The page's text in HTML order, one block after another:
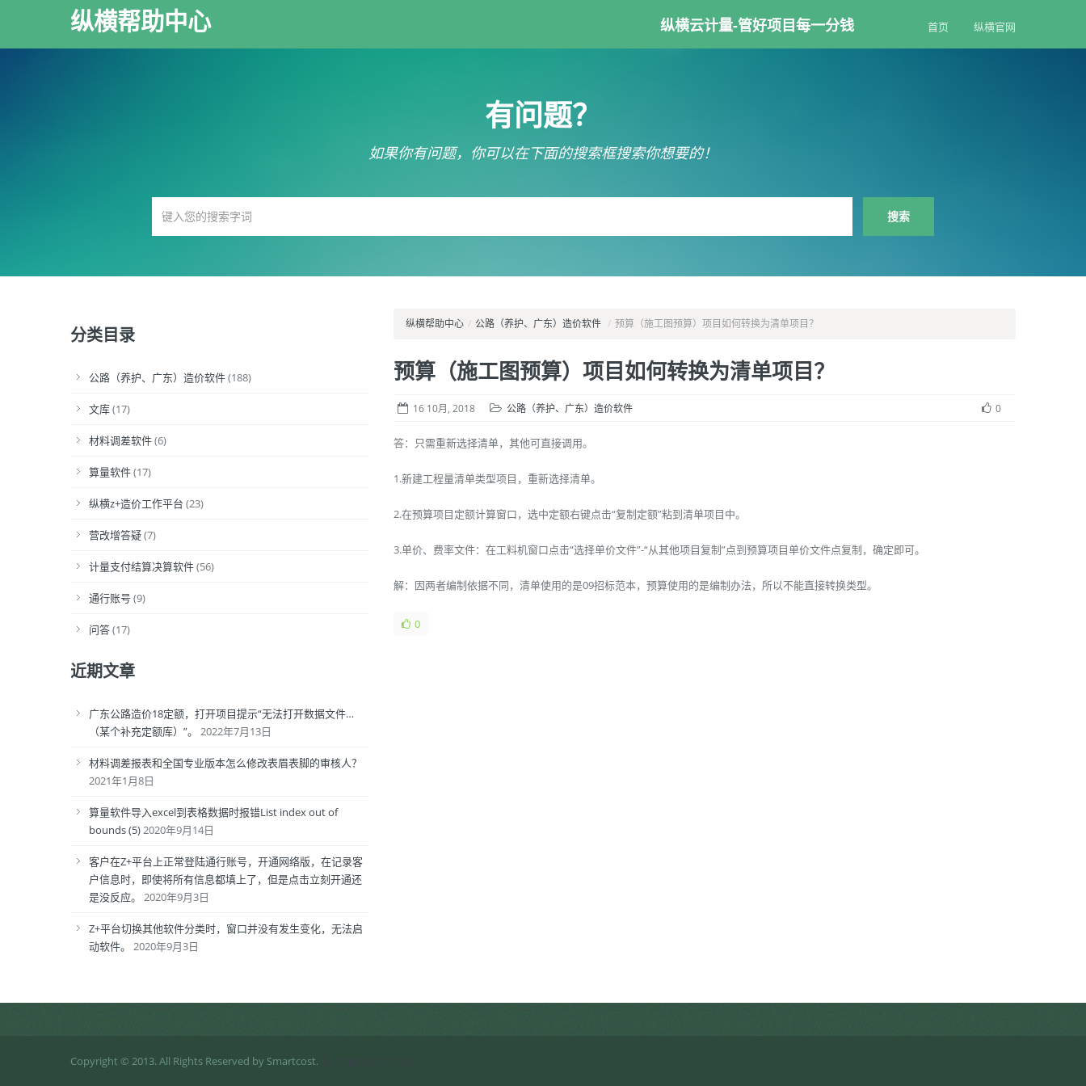
纵横帮助中心 纵横云计量-管好项目每一分钱 首页 纵横官网
有问题？
如果你有问题，你可以在下面的搜索框搜索你想要的！
分类目录
公路（养护、广东）造价软件(188)
文库(17)
材料调差软件(6)
算量软件(17)
纵横z+造价工作平台 (23)
营改增答疑(7)
计量支付结算决算软件(56)
通行账号 (9)
问答(17)
近期文章
广东公路造价18定额，打开项目提示“无法打开数据文件…
（某个补充定额库）”。
2022年7月13日
材料调差报表和全国专业版本怎么修改表眉表脚的审核人？
2021年1月8日
算量软件导入excel到表格数据时报错List index out of
bounds (5)2020年9月14日
客户在Z+平台上正常登陆通行账号，开通网络版，在记录客
户信息时，即使将所有信息都填上了，但是点击立刻开通还
是没反应。
2020年9月3日
Z+平台切换其他软件分类时，窗口并没有发生变化，无法启
动软件。
2020年9月3日
纵横帮助中心 / 公路（养护、广东）造价软件 / 预算（施工图预算）项目如何转换为清单项目？
预算（施工图预算）项目如何转换为清单项目？
16 10月, 2018 公路（养护、广东）造价软件 0
答：只需重新选择清单，其他可直接调用。
1.新建工程量清单类型项目，重新选择清单。
2.在预算项目定额计算窗口，选中定额右键点击“复制定额”粘到清单项目中。
3.单价、费率文件：在工料机窗口点击“选择单价文件”-“从其他项目复制”点到预算项目单价文件点复制，确定即可。
解：因两者编制依据不同，清单使用的是09招标范本，预算使用的是编制办法，所以不能直接转换类型。
0
Copyright © 2013. All Rights Reserved by Smartcost.